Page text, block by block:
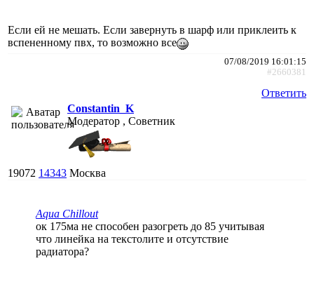
Если ей не мешать. Если завернуть в шарф или приклеить к
вспененному пвх, то возможно все
07/08/2019 16:01:15
#2660381
Ответить
Constantin_K
Модератор , Советник
19072 14343 Москва
Aqua Chillout
ок 175ма не способен разогреть до 85 учитывая
что линейка на текстолите и отсутствие
радиатора?